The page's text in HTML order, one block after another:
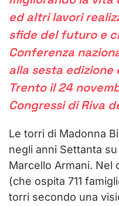
ed altri lavori
sfide del futuro e
Conferenza
alla sesta edizione
Trento il 24
Congressi di Riva
Le torri di Madonna
negli anni Settanta
Marcello Armani. Nel
(che ospita 711
torri secondo una